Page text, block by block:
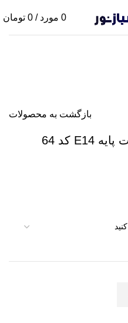
0 مورد /
0 تومان
بازگشت به محصولات